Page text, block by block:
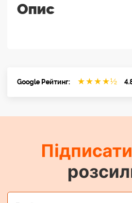
Опис
Google Рейтинг: ★ ★ ★ ★½